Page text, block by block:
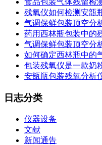
食品包装气体残留检
残氧仪如何检测安瓿
气调保鲜包装顶空分
药用西林瓶包装中的
气调保鲜包装顶空分
如何确定西林瓶中的
包装残氧仪是一款奶
安瓿瓶包装残氧分析
日志分类
仪器设备
文献
新闻通告